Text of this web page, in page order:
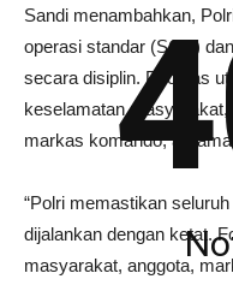
Sandi menambahkan,
operasi standar (SOP)
secara disiplin. Prioritas
keselamatan masyarakat,
markas komando,
“Polri memastikan
dijalankan dengan ketat.
masyarakat, anggota,